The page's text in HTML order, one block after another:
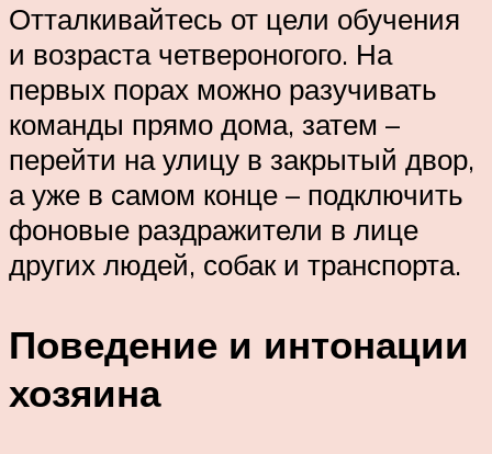
Отталкивайтесь от цели обучения
и возраста четвероногого. На
первых порах можно разучивать
команды прямо дома, затем –
перейти на улицу в закрытый двор,
а уже в самом конце – подключить
фоновые раздражители в лице
других людей, собак и транспорта.
Поведение и интонации
хозяина